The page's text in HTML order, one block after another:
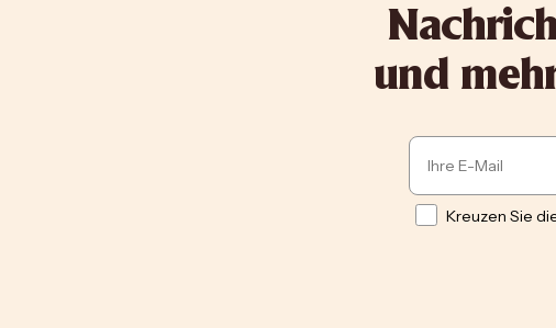
und
Email
Opt inKreuzen Sie